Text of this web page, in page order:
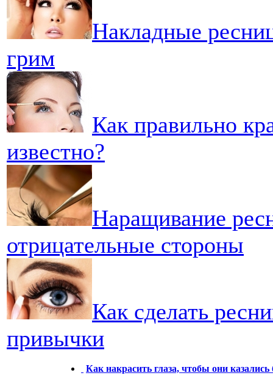
Накладные
грим
Как правильно
известно?
Наращивание
отрицательные стороны
Как сделать
привычки
Как накрасить глаза, чтобы они